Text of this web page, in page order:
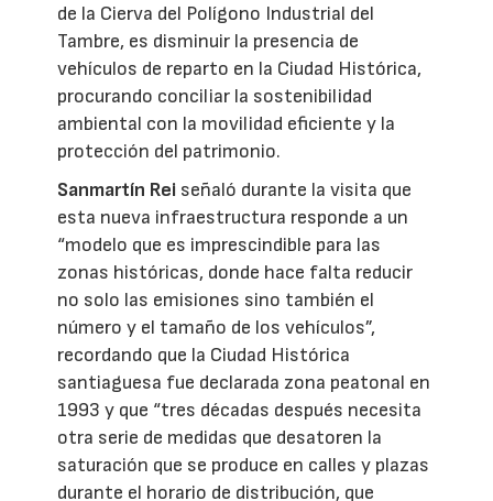
de la Cierva del Polígono Industrial del
Tambre, es disminuir la presencia de
vehículos de reparto en la Ciudad Histórica,
procurando conciliar la sostenibilidad
ambiental con la movilidad eficiente y la
protección del patrimonio.
Sanmartín Rei señaló durante la visita que
esta nueva infraestructura responde a un
“modelo que es imprescindible para las
zonas históricas, donde hace falta reducir
no solo las emisiones sino también el
número y el tamaño de los vehículos”,
recordando que la Ciudad Histórica
santiaguesa fue declarada zona peatonal en
1993 y que “tres décadas después necesita
otra serie de medidas que desatoren la
saturación que se produce en calles y plazas
durante el horario de distribución, que